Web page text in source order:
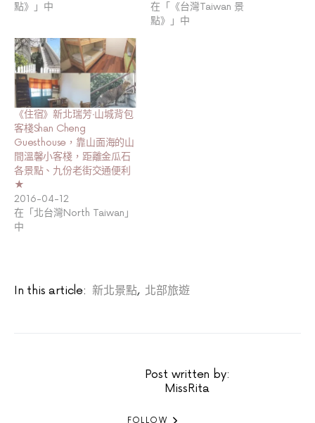
點》」中
在「《台灣Taiwan 景
點》」中
《住宿》新北瑞芳‧山城背包
客棧Shan Cheng
Guesthouse，靠山面海的山
間溫馨小客棧，距離金瓜石
各景點、九份老街交通便利
★
2016-04-12
在「北台灣North Taiwan」
中
In this article: 新北景點, 北部旅遊
Post written by:
MissRita
FOLLOW